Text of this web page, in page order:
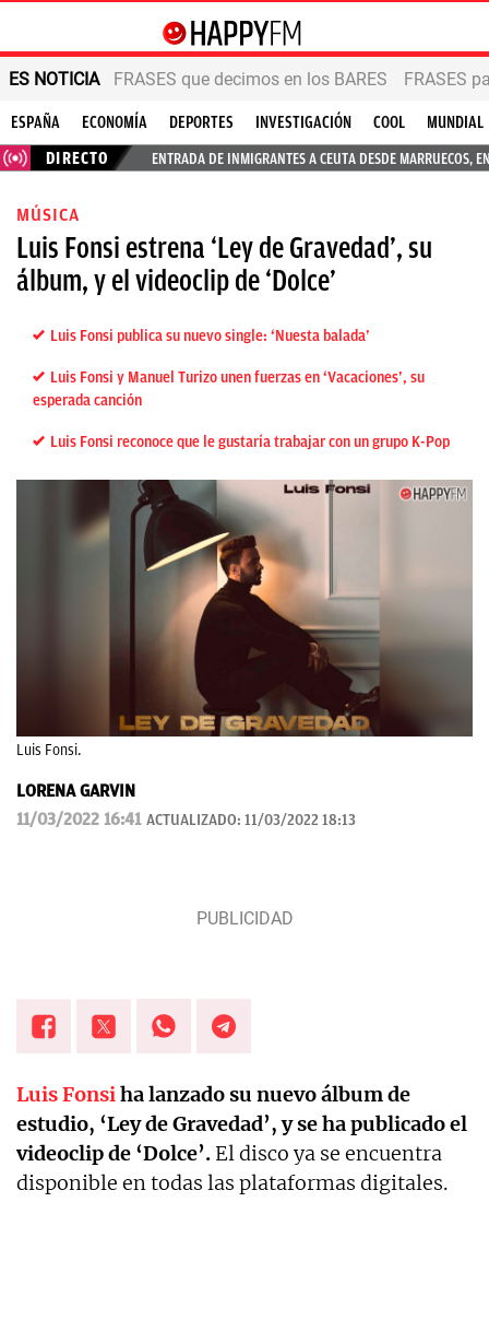
ES NOTICIA FRASES que decimos en los BARES FRASES
ESPAÑA ECONOMÍA DEPORTES INVESTIGACIÓN COOL
MUNDIAL
DIRECTO
ENTRADA DE INMIGRANTES A CEUTA DESDE MARRUECOS,
MÚSICA
Luis Fonsi estrena ‘Ley de Gravedad’, su
álbum, y el videoclip de ‘Dolce’
Luis Fonsi publica su nuevo single: ‘Nuesta balada’
Luis Fonsi y Manuel Turizo unen fuerzas en ‘Vacaciones’, su
esperada canción
Luis Fonsi reconoce que le gustaría trabajar con un grupo K-Pop
Luis Fonsi.
LORENA GARVIN
11/03/2022 16:41 ACTUALIZADO: 11/03/2022 18:13
Luis Fonsiha lanzado su nuevo álbum de
estudio, ‘Ley de Gravedad’, y se ha publicado el
videoclip de ‘Dolce’. El disco ya se encuentra
disponible en todas las plataformas digitales.